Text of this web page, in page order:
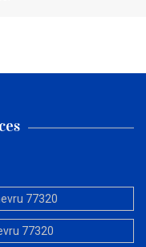
77320
77320